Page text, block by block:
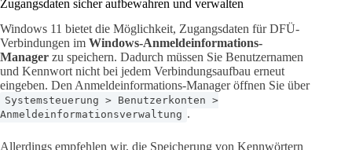
Zugangsdaten sicher aufbewahren und verwalten
Windows 11 bietet die Möglichkeit, Zugangsdaten für DFÜ-
Verbindungen im Windows-Anmeldeinformations-
Manager zu speichern. Dadurch müssen Sie Benutzernamen
und Kennwort nicht bei jedem Verbindungsaufbau erneut
eingeben. Den Anmeldeinformations-Manager öffnen Sie über
Systemsteuerung > Benutzerkonten >
Anmeldeinformationsverwaltung .
Allerdings empfehlen wir, die Speicherung von Kennwörtern